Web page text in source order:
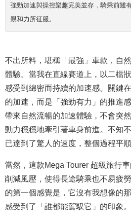
強勁加速與操控樂趣完美並存，騎乘前雖
親和力所征服。
不出所料， 堪稱 「最強」車款，自
體驗。當我在直線賽道上，以二檔
感受到綿密而持續的加速感。關鍵
的加速，而是「強勁有力」的推進
帶來自然流暢的加速體驗 ，不會突
動力穩穩地牽引著車身前進。不知
已達到了驚人的速度，整個過程平
當然，這款Mega Tourer 超級旅行
削減風壓，使得長途騎乘也不易疲
的第一個感覺是，它沒有我想像的
感受到了
「誰都能駕馭它」的印象。